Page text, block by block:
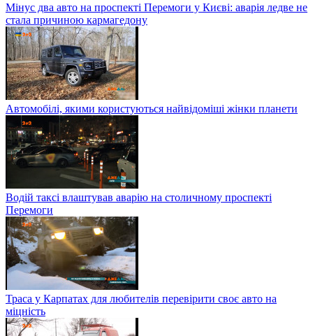
Мінус два авто на проспекті Перемоги у Києві: аварія ледве не
стала причиною кармагедону
Автомобілі, якими користуються найвідоміші жінки планети
Водій таксі влаштував аварію на столичному проспекті
Перемоги
Траса у Карпатах для любителів перевірити своє авто на
міцність